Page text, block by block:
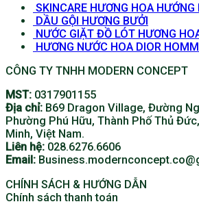
SKINCARE HƯƠNG HOA HƯỚNG
DẦU GỘI HƯƠNG BƯỞI
NƯỚC GIẶT ĐỒ LÓT HƯƠNG
HƯƠNG NƯỚC HOA DIOR
CÔNG TY TNHH MODERN CONCEPT
MST: 0317901155
Địa chỉ: B69 Dragon Village, Đường
Phường Phú Hữu, Thành Phố Thủ
Minh, Việt Nam.
Liên hệ: 028.6276.6606
Email:
CHÍNH SÁCH & HƯỚNG DẪN
Chính sách thanh toán